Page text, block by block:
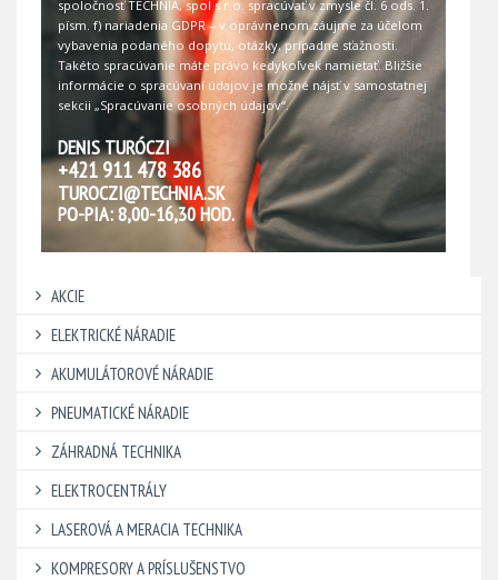
spoločnosť TECHNIA, spol s r.o. spracúvať v zmysle čl. 6 ods. 1.
písm. f) nariadenia GDPR – v oprávnenom záujme za účelom
vybavenia podaného dopytu, otázky, prípadne sťažnosti.
Takéto spracúvanie máte právo kedykoľvek namietať. Bližšie
informácie o spracúvaní údajov je možné nájsť v samostatnej
sekcii „Spracúvanie osobných údajov“.
DENIS TURÓCZI
+421 911 478 386
TUROCZI@TECHNIA.SK
PO-PIA: 8,00-16,30 HOD.
AKCIE
ELEKTRICKÉ NÁRADIE
AKUMULÁTOROVÉ NÁRADIE
PNEUMATICKÉ NÁRADIE
ZÁHRADNÁ TECHNIKA
ELEKTROCENTRÁLY
LASEROVÁ A MERACIA TECHNIKA
KOMPRESORY A PRÍSLUŠENSTVO